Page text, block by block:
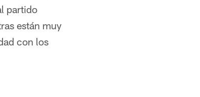
partido
están muy
con los